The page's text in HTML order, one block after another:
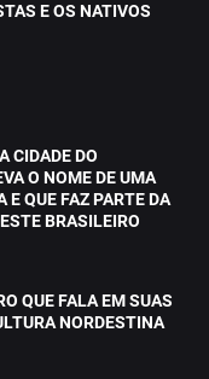
E OS NATIVOS
CIDADE DO
O NOME DE UMA
E QUE FAZ PARTE DA
BRASILEIRO
QUE FALA EM SUAS
NORDESTINA